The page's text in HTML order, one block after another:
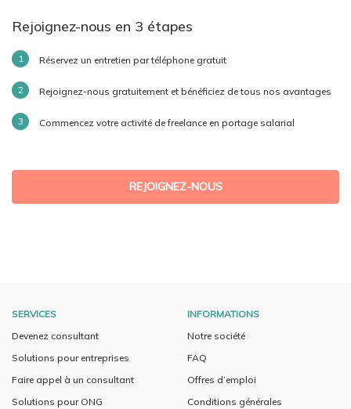
Rejoignez-nous en 3 étapes
Réservez un entretien par téléphone gratuit
Rejoignez-nous gratuitement et bénéficiez de tous nos avantages
Commencez votre activité de freelance en portage salarial
REJOIGNEZ-NOUS
SERVICES
Devenez consultant
Solutions pour entreprises
Faire appel à un consultant
Solutions pour ONG
INFORMATIONS
Notre société
FAQ
Offres d’emploi
Conditions générales